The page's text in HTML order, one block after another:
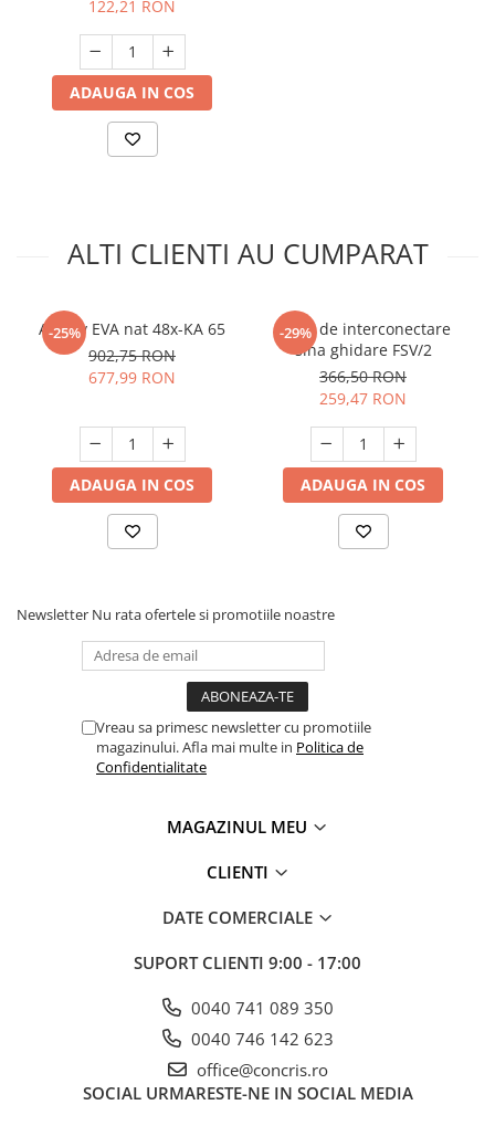
122,21 RON
ADAUGA IN COS
ALTI CLIENTI AU CUMPARAT
-25%
Adeziv EVA nat 48x-KA 65
902,75 RON
677,99 RON
ADAUGA IN COS
-29%
Piesa de interconectare
sina ghidare FSV/2
366,50 RON
259,47 RON
ADAUGA IN COS
Newsletter Nu rata ofertele si promotiile noastre
Vreau sa primesc newsletter cu promotiile
magazinului. Afla mai multe in Politica de
Confidentialitate
MAGAZINUL MEU
CLIENTI
DATE COMERCIALE
SUPORT CLIENTI 9:00 - 17:00
0040 741 089 350
0040 746 142 623
office@concris.ro
SOCIAL URMARESTE-NE IN SOCIAL MEDIA